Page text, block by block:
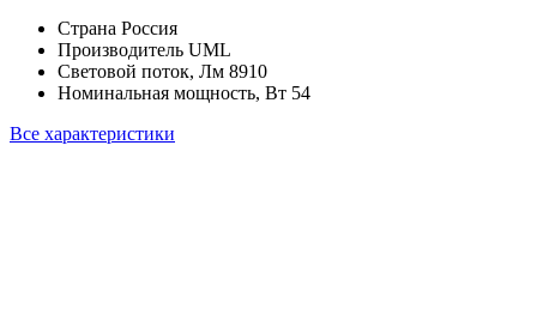
Страна Россия
Производитель UML
Световой поток, Лм 8910
Номинальная мощность, Вт 54
Все характеристики